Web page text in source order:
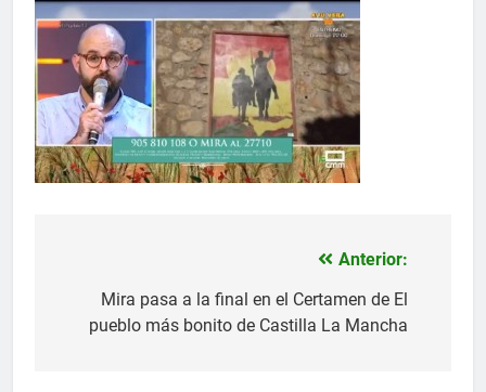
entradas
Anterior:
Mira pasa a la final en el Certamen de El
pueblo más bonito de Castilla La Mancha